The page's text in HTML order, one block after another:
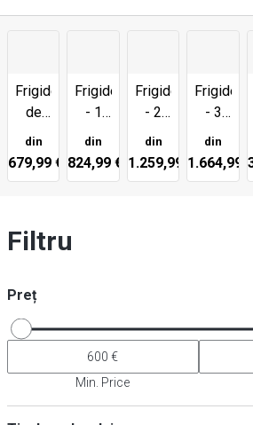
Frigidere
de
depozitare
din
sticlă
din
679,99 €
Frigidere
- 1
ușă
de
sticlă
din
824,99 €
Frigidere
- 2
uși
de
sticlă
din
1.259,99 €
Frigidere
- 3
uși
din
sticlă
din
1.664,99
Filtru
Preț
Min. Price